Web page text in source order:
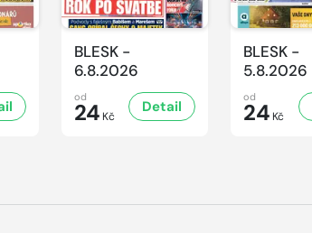
BLESK -
6.8.2026
od
24 Kč
Detail
BLESK -
5.8.2026
od
24 Kč